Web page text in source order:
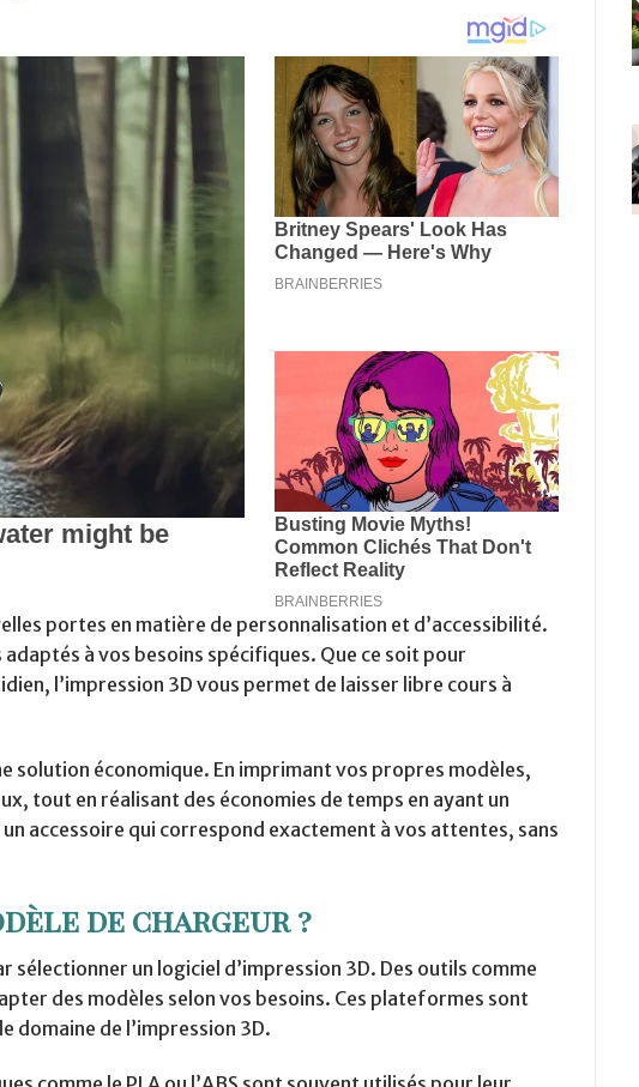
portes en matière de personnalisation et d’accessibilité.
à vos besoins spécifiques. Que ce soit pour
l’impression 3D vous permet de laisser libre cours à
solution économique. En imprimant vos propres modèles,
tout en réalisant des économies de temps en ayant un
accessoire qui correspond exactement à vos attentes, sans
de chargeur ?
un logiciel d’impression 3D. Des outils comme
des modèles selon vos besoins. Ces plateformes sont
domaine de l’impression 3D.